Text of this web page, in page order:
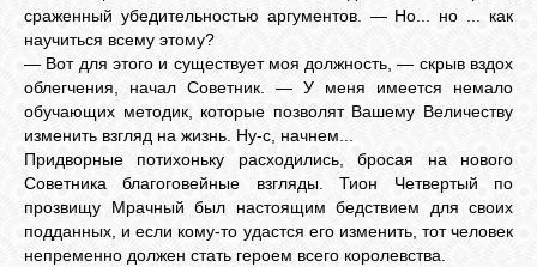
сраженный убедительностью аргументов. — Но... но ... как
научиться всему этому?
— Вот для этого и существует моя должность, — скрыв вздох
облегчения, начал Советник. — У меня имеется немало
обучающих методик, которые позволят Вашему Величеству
изменить взгляд на жизнь. Ну-с, начнем...
Придворные потихоньку расходились, бросая на нового
Советника благоговейные взгляды. Тион Четвертый по
прозвищу Мрачный был настоящим бедствием для своих
подданных, и если кому-то удастся его изменить, тот человек
непременно должен стать героем всего королевства.